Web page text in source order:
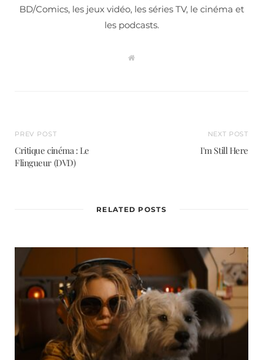
BD/Comics, les jeux vidéo, les séries TV, le cinéma et
les podcasts.
W
PREV POST
Critique cinéma : Le
Flingueur (DVD)
NEXT POST
I'm Still Here
RELATED POSTS